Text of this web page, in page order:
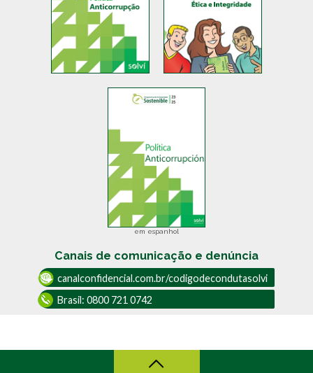
em espanhol
Canais de comunicação e denúncia
canalconfidencial.com.br/codigodecondutasolvi
Brasil: 0800 721 0742